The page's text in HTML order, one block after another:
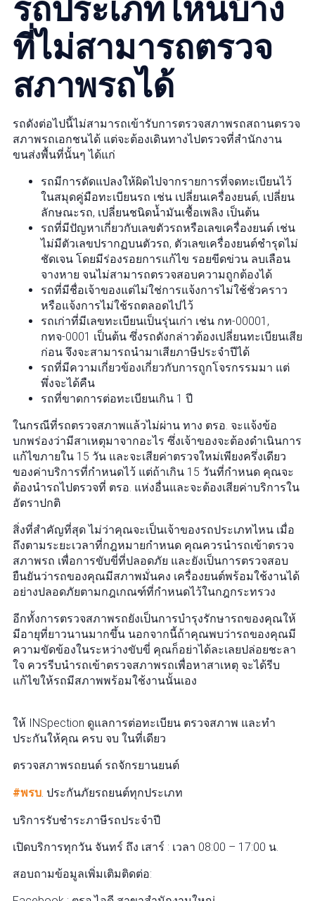
รถประเภทไหนบ้าง
ที่ไม่สามารถตรวจ
สภาพรถได้
รถดังต่อไปนี้ไม่สามารถเข้ารับการตรวจสภาพรถสถานตรวจ
สภาพรถเอกชนได้ แต่จะต้องเดินทางไปตรวจที่สำนักงาน
ขนส่งพื้นที่นั้นๆ ได้แก่
รถมีการดัดแปลงให้ผิดไปจากรายการที่จดทะเบียนไว้
ในสมุดคู่มือทะเบียนรถ เช่น เปลี่ยนเครื่องยนต์, เปลี่ยน
ลักษณะรถ, เปลี่ยนชนิดน้ำมันเชื้อเพลิง เป็นต้น
รถที่มีปัญหาเกี่ยวกับเลขตัวรถหรือเลขเครื่องยนต์ เช่น
ไม่มีตัวเลขปรากฏบนตัวรถ, ตัวเลขเครื่องยนต์ชำรุดไม่
ชัดเจน โดยมีร่องรอยการแก้ไข รอยขีดข่วน ลบเลือน
จางหาย จนไม่สามารถตรวจสอบความถูกต้องได้
รถที่มีชื่อเจ้าของแต่ไม่ใช่การแจ้งการไม่ใช้ชั่วคราว
หรือแจ้งการไม่ใช้รถตลอดไปไว้
รถเก่าที่มีเลขทะเบียนเป็นรุ่นเก่า เช่น กท-00001,
กทจ-0001 เป็นต้น ซึ่งรถดังกล่าวต้องเปลี่ยนทะเบียนเสีย
ก่อน จึงจะสามารถนำมาเสียภาษีประจำปีได้
รถที่มีความเกี่ยวข้องเกี่ยวกับการถูกโจรกรรมมา แต่
พึ่งจะได้คืน
รถที่ขาดการต่อทะเบียนเกิน 1 ปี
ในกรณีที่รถตรวจสภาพแล้วไม่ผ่าน ทาง ตรอ. จะแจ้งข้อ
บกพร่องว่ามีสาเหตุมาจากอะไร ซึ่งเจ้าของจะต้องดำเนินการ
แก้ไขภายใน 15 วัน และจะเสียค่าตรวจใหม่เพียงครึ่งเดียว
ของค่าบริการที่กำหนดไว้ แต่ถ้าเกิน 15 วันที่กำหนด คุณจะ
ต้องนำรถไปตรวจที่ ตรอ. แห่งอื่นและจะต้องเสียค่าบริการใน
อัตราปกติ
สิ่งที่สำคัญที่สุด ไม่ว่าคุณจะเป็นเจ้าของรถประเภทไหน เมื่อ
ถึงตามระยะเวลาที่กฎหมายกำหนด คุณควรนำรถเข้าตรวจ
สภาพรถ เพื่อการขับขี่ที่ปลอดภัย และยังเป็นการตรวจสอบ
ยืนยันว่ารถของคุณมีสภาพมั่นคง เครื่องยนต์พร้อมใช้งานได้
อย่างปลอดภัยตามกฎเกณฑ์ที่กำหนดไว้ในกฎกระทรวง
อีกทั้งการตรวจสภาพรถยังเป็นการบำรุงรักษารถของคุณให้
มีอายุที่ยาวนานมากขึ้น นอกจากนี้ถ้าคุณพบว่ารถของคุณมี
ความขัดข้องในระหว่างขับขี่ คุณก็อย่าได้ละเลยปล่อยชะลา
ใจ ควรรีบนำรถเข้าตรวจสภาพรถเพื่อหาสาเหตุ จะได้รีบ
แก้ไขให้รถมีสภาพพร้อมใช้งานนั้นเอง
ให้ INSpection ดูแลการต่อทะเบียน ตรวจสภาพ และทำ
ประกันให้คุณ ครบ จบ ในที่เดียว
ตรวจสภาพรถยนต์ รถจักรยานยนต์
#พรบ. ประกันภัยรถยนต์ทุกประเภท
บริการรับชำระภาษีรถประจำปี
เปิดบริการทุกวัน จันทร์ ถึง เสาร์ : เวลา 08:00 – 17:00 น.
สอบถามข้อมูลเพิ่มเติมติดต่อ: